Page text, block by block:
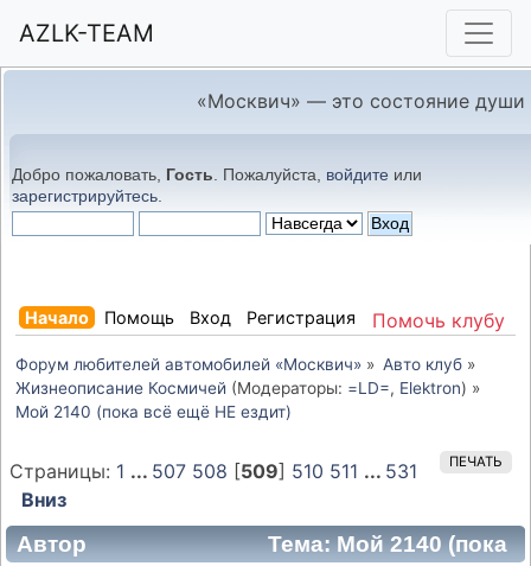
AZLK-TEAM
«Москвич» — это состояние души
Добро пожаловать, Гость . Пожалуйста, войдите или
зарегистрируйтесь
Помочь клубу
Начало Помощь Вход Регистрация
Форум любителей автомобилей «Москвич» » Авто клуб»
Жизнеописание Космичей (Модераторы: =LD=, Elektron) »
Мой 2140 (пока всё ещё НЕ ездит)
ПЕЧАТЬ
Страницы: 1 ... 507 508 [509] 510 511 ... 531
Вниз
Автор
Тема: Мой 2140 (пока